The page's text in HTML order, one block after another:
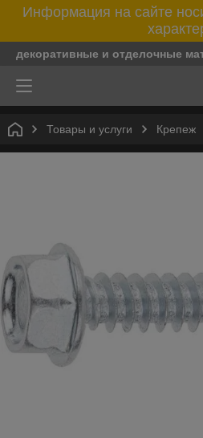
Информация на сайте
декоративные и отделочные
Товары и услуги Крепеж